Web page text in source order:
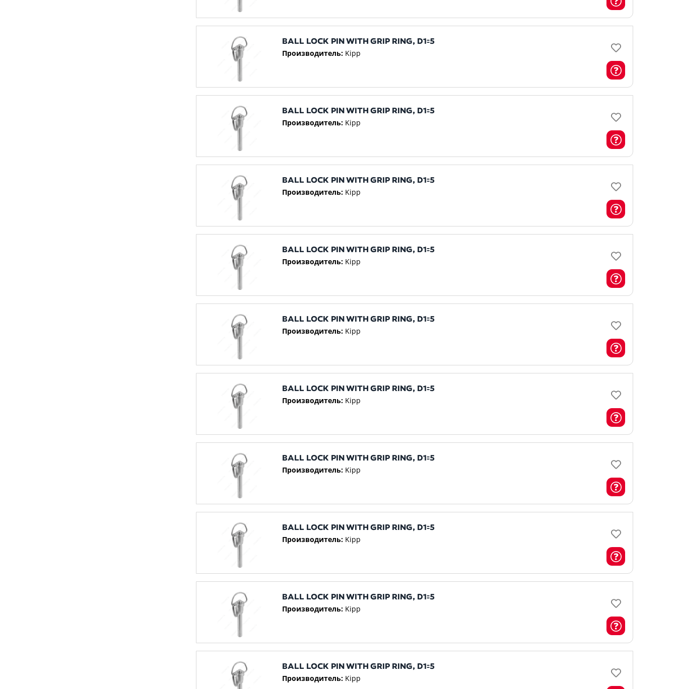
BALL LOCK PIN WITH GRIP RING, D1꞊5
Производитель: Kipp
BALL LOCK PIN WITH GRIP RING, D1꞊5
Производитель: Kipp
BALL LOCK PIN WITH GRIP RING, D1꞊5
Производитель: Kipp
BALL LOCK PIN WITH GRIP RING, D1꞊5
Производитель: Kipp
BALL LOCK PIN WITH GRIP RING, D1꞊5
Производитель: Kipp
BALL LOCK PIN WITH GRIP RING, D1꞊5
Производитель: Kipp
BALL LOCK PIN WITH GRIP RING, D1꞊5
Производитель: Kipp
BALL LOCK PIN WITH GRIP RING, D1꞊5
Производитель: Kipp
BALL LOCK PIN WITH GRIP RING, D1꞊5
Производитель: Kipp
BALL LOCK PIN WITH GRIP RING, D1꞊5
Производитель: Kipp